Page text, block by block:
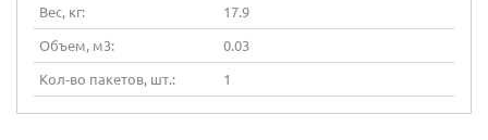
Вес, кг:
17.9
Объем, м3:
0.03
Кол-во пакетов, шт.:
1